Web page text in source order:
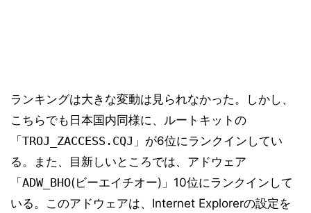
ランキングは大きな変動は見られなかった。しかし、
こちらでも日本国内同様に、ルートキットの
「 TROJ_ZACCESS.CQJ 」が6位にランクインしてい
る。また、目新しいところでは、アドウェア
「 ADW_BHO(ビーエイチオー)」10位にランクインして
いる。このアドウェアは、Internet Explorerの設定を